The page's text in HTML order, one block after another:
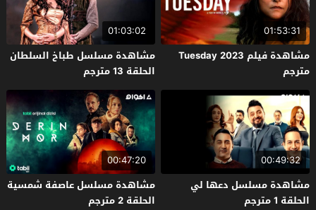
01:53:31
مشاهدة فيلم Tuesday 2023
مترجم
01:03:02
مشاهدة مسلسل طباخ السلطان
الحلقة 13 مترجم
00:49:32
مشاهدة مسلسل دعها لي
الحلقة 1 مترجم
00:47:20
مشاهدة مسلسل عاصفة شمسية
الحلقة 2 مترجم